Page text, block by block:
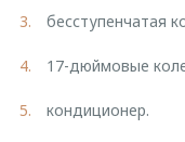
бесступенчатая
17-дюймовые
кондиционер.